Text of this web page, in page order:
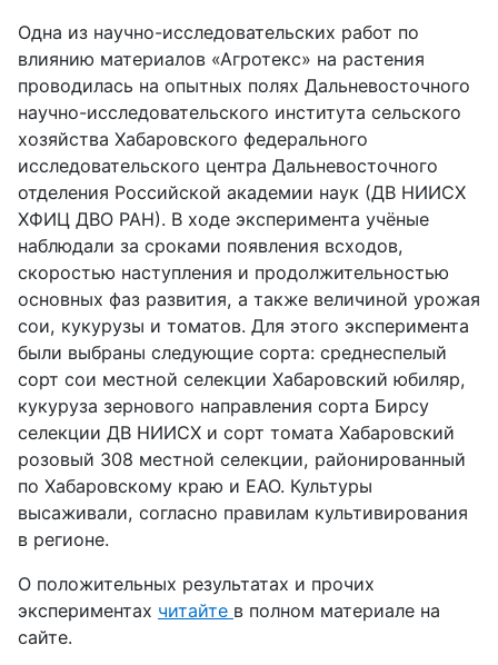
Одна из научно-исследовательских работ по
влиянию материалов «Агротекс» на растения
проводилась на опытных полях Дальневосточного
научно-исследовательского института сельского
хозяйства Хабаровского федерального
исследовательского центра Дальневосточного
отделения Российской академии наук (ДВ НИИСХ
ХФИЦ ДВО РАН). В ходе эксперимента учёные
наблюдали за сроками появления всходов,
скоростью наступления и продолжительностью
основных фаз развития, а также величиной урожая
сои, кукурузы и томатов. Для этого эксперимента
были выбраны следующие сорта: среднеспелый
сорт сои местной селекции Хабаровский юбиляр,
кукуруза зернового направления сорта Бирсу
селекции ДВ НИИСХ и сорт томата Хабаровский
розовый 308 местной селекции, районированный
по Хабаровскому краю и ЕАО. Культуры
высаживали, согласно правилам культивирования
в регионе.
О положительных результатах и прочих
экспериментах читайте в полном материале на
сайте.